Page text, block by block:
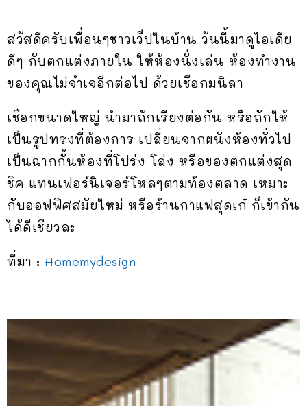
สวัสดีครับเพื่อนๆชาวเว็ปในบ้าน วันนี้มาดูไอเดีย
ดีๆ กับตกแต่งภายใน ให้ห้องนั่งเล่น ห้องทำงาน
ของคุณไม่จำเจอีกต่อไป ด้วยเชือกมนิลา
เชือกขนาดใหญ่ นำมาถักเรียงต่อกัน หรือถักให้
เป็นรูปทรงที่ต้องการ เปลี่ยนจากผนังห้องทั่วไป
เป็นฉากกั้นห้องที่โปร่ง โล่ง หรือของตกแต่งสุด
ชิค แทนเฟอร์นิเจอร์โหลๆตามท้องตลาด เหมาะ
กับออฟฟิศสมัยใหม่ หรือร้านกาแฟสุดเก๋ ก็เข้ากัน
ได้ดีเชียวละ
ที่มา : Homemydesign